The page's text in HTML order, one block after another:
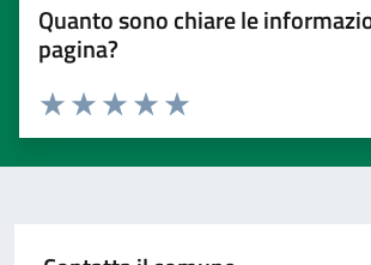
Quanto sono chiare le
pagina?
Valuta 5 stelle su 5
Valuta 4 stelle su 5
Valuta 3 stelle su 5
Valuta 2 stelle su 5
Valuta 1 stelle su 5